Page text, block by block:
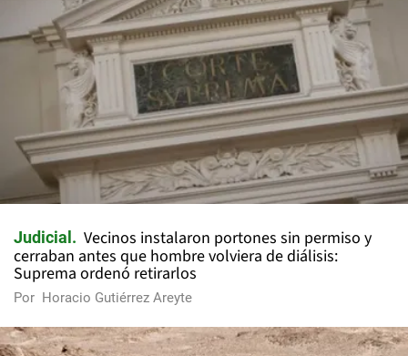
Judicial
Vecinos instalaron portones sin permiso y
cerraban antes que hombre volviera de diálisis:
Suprema ordenó retirarlos
Por Horacio Gutiérrez Areyte